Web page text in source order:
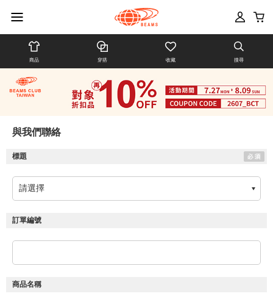
商品 穿搭 收藏 搜尋
與我們聯絡
標題
訂單編號
商品名稱